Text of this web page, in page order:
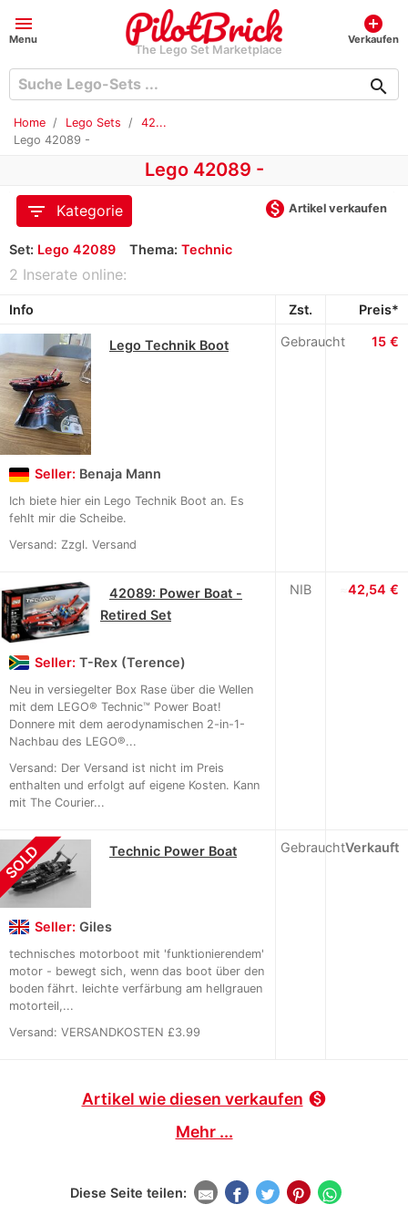
menu
Menu
The Lego Set Marketplace
add_circle
Verkaufen
search
Home Lego Sets
42...
Lego 42089 -
Lego 42089 -
filter_list
Kategorie monetization_on Artikel verkaufen
Set: Lego 42089 Thema: Technic
2 Inserate online:
Info Zst. Preis*
Lego Technik Boot
Seller: Benaja Mann
Ich biete hier ein Lego Technik Boot an. Es
fehlt mir die Scheibe.
Versand: Zzgl. Versand
Gebraucht 15 €
42089: Power Boat -
Retired Set
Seller: T-Rex (Terence)
Neu in versiegelter Box Rase über die Wellen
mit dem LEGO® Technic™ Power Boat!
Donnere mit dem aerodynamischen 2-in-1-
Nachbau des LEGO®...
Versand: Der Versand ist nicht im Preis
enthalten und erfolgt auf eigene Kosten. Kann
mit The Courier...
NIB 42,54 €
SOLD Technic Power Boat
Seller: Giles
technisches motorboot mit 'funktionierendem'
motor - bewegt sich, wenn das boot über den
boden fährt. leichte verfärbung am hellgrauen
motorteil,...
Versand: VERSANDKOSTEN £3.99
GebrauchtVerkauft
Artikel wie diesen verkaufen monetization_on
Mehr ...
Diese Seite teilen: